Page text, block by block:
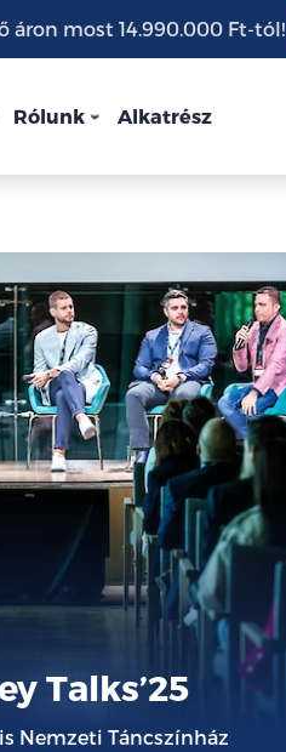
áron most 14.990.000 Ft-tól!
Rólunk Alkatrész
Talks’25
Nemzeti Táncszínház